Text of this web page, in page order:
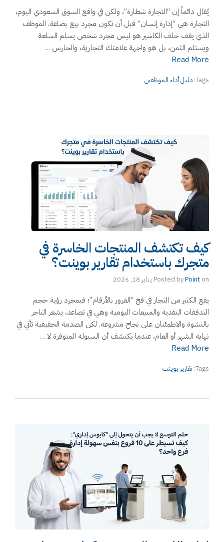
يُقال دائماً إن “التجارة شطارة”، ولكن في واقع السوق السعودي اليوم،
التجارة هي “إدارة إنسان” قبل أن تكون مجرد بيع بضاعة. الموظف
الذي يقف خلف الكاشير هو ليس مجرد شخص يسلم السلعة
ويستلم الثمن، بل هو واجهة علامتك التجارية، والحارس …
Read More
Tags: دليل أداء الموظفين
كيف تكتشف المنتجات الخاسرة في
متجرك باستخدام تقارير بوينت؟
Posted byPoint on يناير 18, 2026
يقع الكثير من التجار في فخ “الغرور بالأرقام”؛ فبمجرد رؤية حجم
التدفقات النقدية والمبيعات اليومية وهي في تصاعد، يشعر التاجر
بالنشوة والاطمئنان على نجاح مشروعه. لكن الصدمة الحقيقية تأتي في
نهاية الشهر أو العام، عندما يكتشف أن السيولة المتوفرة لا …
Read More
Tags: تقارير بوينت